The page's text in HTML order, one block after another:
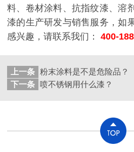
料、卷材涂料、抗指纹漆、溶
漆的生产研发与销售服务，如
感兴趣，请联系我们：
400-
上一条 粉末涂料是不是危险品？
下一条
喷不锈钢用什么漆？